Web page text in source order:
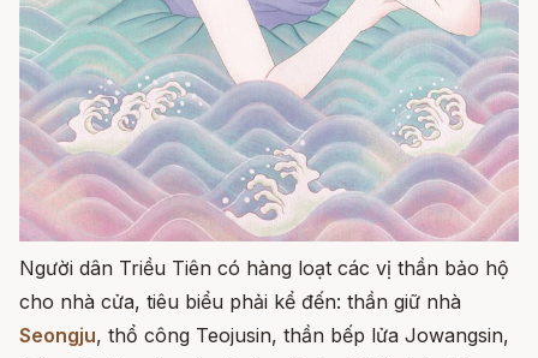
Người dân Triều Tiên có hàng loạt các vị thần bảo hộ
cho nhà cửa, tiêu biểu phải kể đến: thần giữ nhà
Seongju, thổ công Teojusin, thần bếp lửa Jowangsin,